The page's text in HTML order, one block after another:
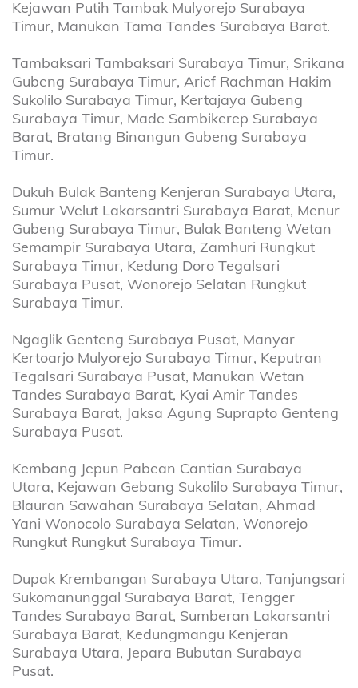
Kejawan Putih Tambak Mulyorejo Surabaya
Timur, Manukan Tama Tandes Surabaya Barat.
Tambaksari Tambaksari Surabaya Timur, Srikana
Gubeng Surabaya Timur, Arief Rachman Hakim
Sukolilo Surabaya Timur, Kertajaya Gubeng
Surabaya Timur, Made Sambikerep Surabaya
Barat, Bratang Binangun Gubeng Surabaya
Timur.
Dukuh Bulak Banteng Kenjeran Surabaya Utara,
Sumur Welut Lakarsantri Surabaya Barat, Menur
Gubeng Surabaya Timur, Bulak Banteng Wetan
Semampir Surabaya Utara, Zamhuri Rungkut
Surabaya Timur, Kedung Doro Tegalsari
Surabaya Pusat, Wonorejo Selatan Rungkut
Surabaya Timur.
Ngaglik Genteng Surabaya Pusat, Manyar
Kertoarjo Mulyorejo Surabaya Timur, Keputran
Tegalsari Surabaya Pusat, Manukan Wetan
Tandes Surabaya Barat, Kyai Amir Tandes
Surabaya Barat, Jaksa Agung Suprapto Genteng
Surabaya Pusat.
Kembang Jepun Pabean Cantian Surabaya
Utara, Kejawan Gebang Sukolilo Surabaya Timur,
Blauran Sawahan Surabaya Selatan, Ahmad
Yani Wonocolo Surabaya Selatan, Wonorejo
Rungkut Rungkut Surabaya Timur.
Dupak Krembangan Surabaya Utara, Tanjungsari
Sukomanunggal Surabaya Barat, Tengger
Tandes Surabaya Barat, Sumberan Lakarsantri
Surabaya Barat, Kedungmangu Kenjeran
Surabaya Utara, Jepara Bubutan Surabaya
Pusat.